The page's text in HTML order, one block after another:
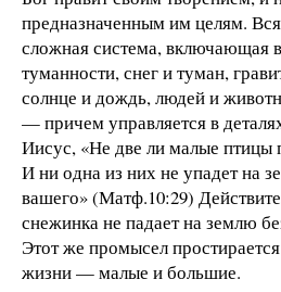
предназначенным им целям.
сложная система, включающая
туманности, снег и туман,
солнце и дождь, людей и
— причем управляется в
Иисус, «Не две ли малые птицы
И ни одна из них не упадет на
вашего» (Матф.10:29)
снежинка не падает на землю
Этот же промысел
жизни — малые и большие.